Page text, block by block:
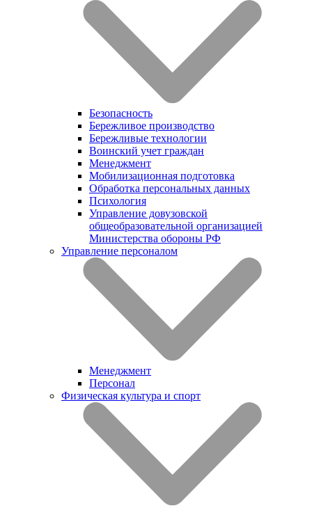
Безопасность
Бережливое производство
Бережливые технологии
Воинский учет граждан
Менеджмент
Мобилизационная подготовка
Обработка персональных данных
Психология
Управление довузовской
общеобразовательной организацией
Министерства обороны РФ
Управление персоналом
Менеджмент
Персонал
Физическая культура и спорт